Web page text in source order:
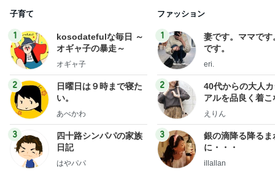
子育て
1
kosodatefulな毎日 ～
オギャ子の暴走～
オギャ子
2
日曜日は９時まで寝た
い。
あべかわ
3
四十路シンパパの家族
日記
はやパパ
ファッション
1
妻です。ママです
です。
eri.
2
40代からの大人
アルを品良く着こ
ファッションブロ
えりん
3
銀の滴降る降るま
に・・・
illallan